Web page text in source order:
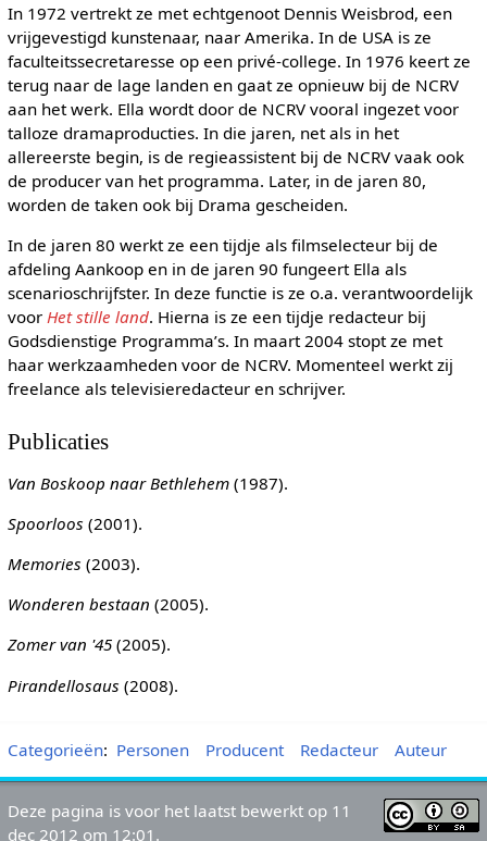
In 1972 vertrekt ze met echtgenoot Dennis Weisbrod, een
vrijgevestigd kunstenaar, naar Amerika. In de USA is ze
faculteitssecretaresse op een privé-college. In 1976 keert ze
terug naar de lage landen en gaat ze opnieuw bij de NCRV
aan het werk. Ella wordt door de NCRV vooral ingezet voor
talloze dramaproducties. In die jaren, net als in het
allereerste begin, is de regieassistent bij de NCRV vaak ook
de producer van het programma. Later, in de jaren 80,
worden de taken ook bij Drama gescheiden.
In de jaren 80 werkt ze een tijdje als filmselecteur bij de
afdeling Aankoop en in de jaren 90 fungeert Ella als
scenarioschrijfster. In deze functie is ze o.a. verantwoordelijk
voor Het stille land. Hierna is ze een tijdje redacteur bij
Godsdienstige Programma’s. In maart 2004 stopt ze met
haar werkzaamheden voor de NCRV. Momenteel werkt zij
freelance als televisieredacteur en schrijver.
Publicaties
Van Boskoop naar Bethlehem(1987).
Spoorloos (2001).
Memories (2003).
Wonderen bestaan (2005).
Zomer van '45(2005).
Pirandellosaus (2008).
Categorieën: Personen Producent Redacteur Auteur
Deze pagina is voor het laatst bewerkt op 11
dec 2012 om 12:01.